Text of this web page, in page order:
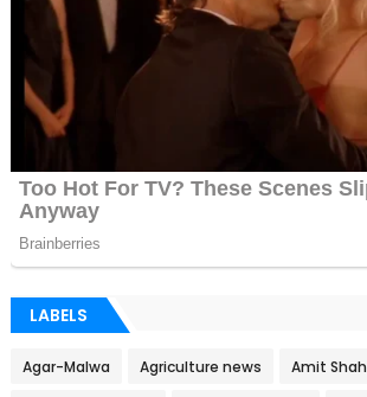
LABELS
Agar-Malwa Agriculture news Amit Shah